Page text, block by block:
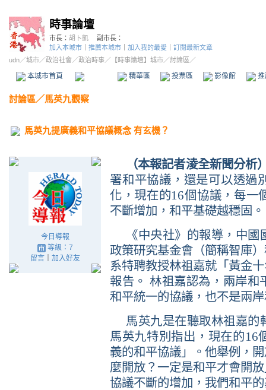
時事論壇
市長： 胡卜凱
副市長：
加入本城市
推薦本城市 加入我的最愛
訂閱最新文章
udn／城市／政治社會 ／政治時事／ 【時事論壇】城市／討論區／
本城市首頁 精華區 投票區 影像館
討論區／馬英九觀察
馬英九提廣義和平協議概念 有玄機？
今日導報
等級：7
留言｜ 加入好友
（本報記者淩全新聞分析
署和平協議，還是可以透過
化，現在的16個協議，每一
不斷增加，和平基礎越穩固。
《中央社》的報導，中
政策研究基金會（簡稱智庫
系特聘教授林祖嘉就「黃金
報告。 林祖嘉認為，兩岸和
和平統一的協議，也不是兩
馬英九是在聽取林祖嘉的
馬英九特別指出，現在的16
義的和平協議」。他舉例，
麼開放？一定是和平才會開
協議不斷的增加，我們和平